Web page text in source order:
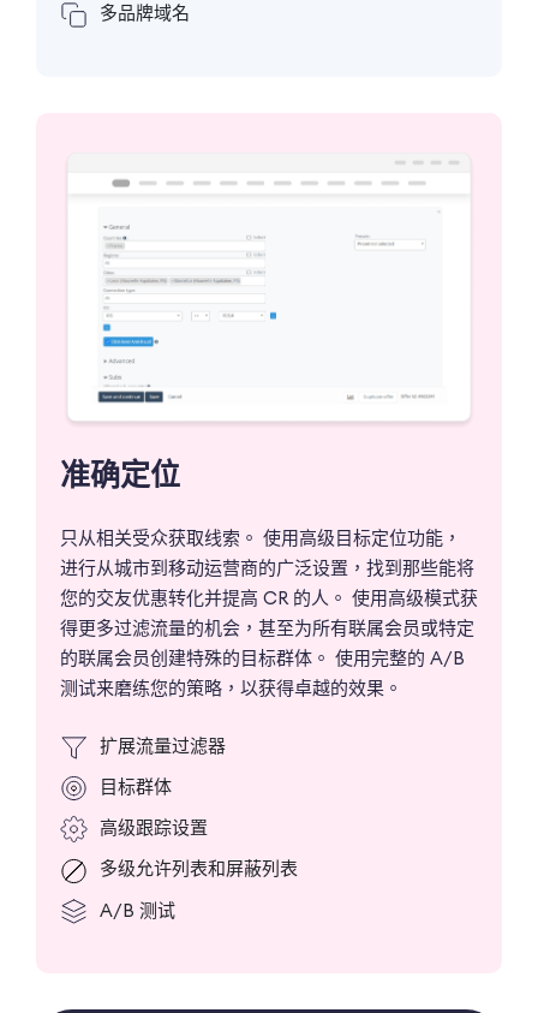
多品牌域名
准确定位
只从相关受众获取线索。 使用高级目标定位功能，
进行从城市到移动运营商的广泛设置，找到那些能将
您的交友优惠转化并提高 CR 的人。 使用高级模式获
得更多过滤流量的机会，甚至为所有联属会员或特定
的联属会员创建特殊的目标群体。 使用完整的 A/B
测试来磨练您的策略，以获得卓越的效果。
扩展流量过滤器
目标群体
高级跟踪设置
多级允许列表和屏蔽列表
A/B 测试